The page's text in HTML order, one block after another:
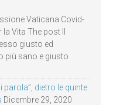
Vaticana Covid-
Vita The post Il
giusto ed
più sano e giusto
parola”, dietro le quinte
Dicembre 29, 2020